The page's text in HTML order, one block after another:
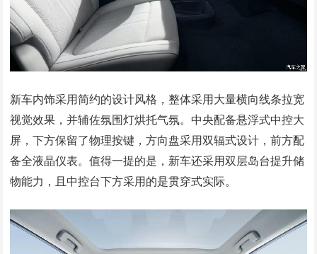
新车内饰采用简约的设计风格，整体采用大量横向线条拉宽
视觉效果，并辅佐氛围灯烘托气氛。中央配备悬浮式中控大
屏，下方保留了物理按键，方向盘采用双辐式设计，前方配
备全液晶仪表。值得一提的是，新车还采用双层岛台提升储
物能力，且中控台下方采用的是贯穿式实际。